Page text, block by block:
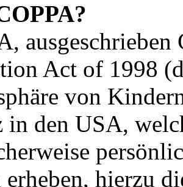
Act of 1998
von
in den USA,
erheben, hierzu